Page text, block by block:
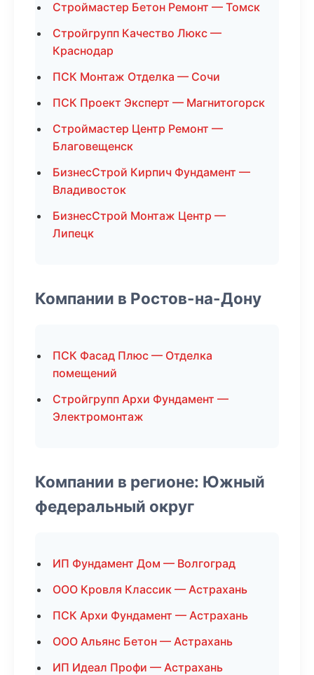
Строймастер Бетон Ремонт — Томск
Стройгрупп Качество Люкс —
Краснодар
ПСК Монтаж Отделка — Сочи
ПСК Проект Эксперт — Магнитогорск
Строймастер Центр Ремонт —
Благовещенск
БизнесСтрой Кирпич Фундамент —
Владивосток
БизнесСтрой Монтаж Центр —
Липецк
Компании в Ростов-на-Дону
ПСК Фасад Плюс — Отделка
помещений
Стройгрупп Архи Фундамент —
Электромонтаж
Компании в регионе: Южный
федеральный округ
ИП Фундамент Дом — Волгоград
ООО Кровля Классик — Астрахань
ПСК Архи Фундамент — Астрахань
ООО Альянс Бетон — Астрахань
ИП Идеал Профи — Астрахань